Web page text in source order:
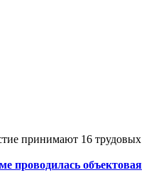
принимают 16 трудовых
проводилась объектовая